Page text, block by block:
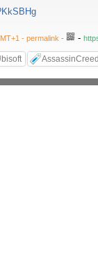
- permalink - -
AssassinCreed